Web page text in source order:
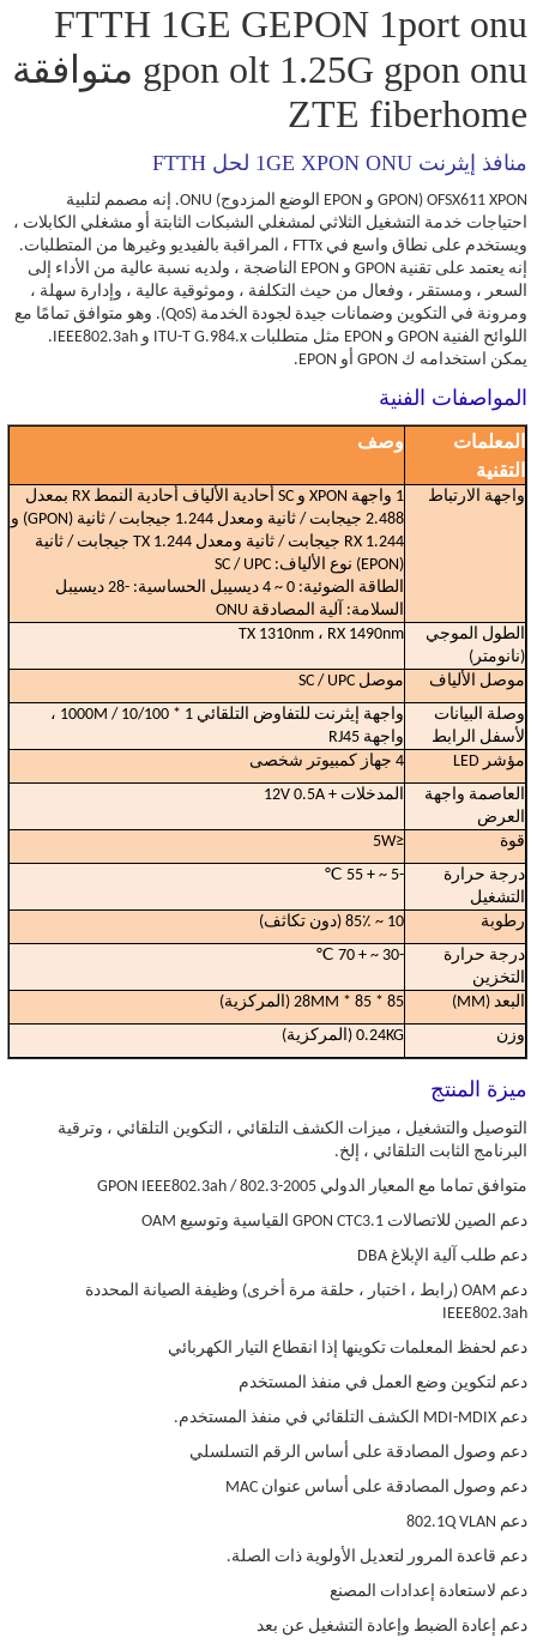
FTTH 1GE GEPON 1port onu
gpon olt 1.25G gpon onu متوافقة
ZTE fiberhome
منافذ إيثرنت 1GE XPON ONU لحل FTTH
OFSX611 XPON (GPON و EPON الوضع المزدوج) ONU.
إنه مصمم لتلبية
احتياجات خدمة التشغيل الثلاثي لمشغلي الشبكات الثابتة أو مشغلي الكابلات ،
ويستخدم على نطاق واسع في FTTx ، المراقبة بالفيديو وغيرها من المتطلبات.
إنه يعتمد على تقنية GPON و EPON الناضجة ، ولديه نسبة عالية من الأداء إلى
السعر ، ومستقر ، وفعال من حيث التكلفة ، وموثوقية عالية ، وإدارة سهلة ،
ومرونة في التكوين وضمانات جيدة لجودة الخدمة (QoS).
وهو متوافق تمامًا مع
اللوائح الفنية GPON و EPON مثل متطلبات ITU-T G.984.x و IEEE802.3ah.
يمكن استخدامه ك GPON أو EPON.
المواصفات الفنية
المعلمات
التقنية
وصف
واجهة الارتباط
1 واجهة XPON و SC أحادية الألياف أحادية النمط RX بمعدل
2.488 جيجابت / ثانية ومعدل 1.244 جيجابت / ثانية (GPON) و
RX 1.244 جيجابت / ثانية ومعدل TX 1.244 جيجابت / ثانية
(EPON) نوع الألياف: SC / UPC
الطاقة الضوئية: 0 ~ 4 ديسيبل الحساسية: -28 ديسيبل
السلامة: آلية المصادقة ONU
الطول الموجي
(نانومتر)
TX 1310nm ، RX 1490nm
موصل الألياف
موصل SC / UPC
وصلة البيانات
لأسفل الرابط
واجهة إيثرنت للتفاوض التلقائي 1 * 10/100 / 1000M ،
واجهة RJ45
مؤشر LED
4 جهاز كمبيوتر شخصى
العاصمة واجهة
العرض
المدخلات + 12V 0.5A
قوة
≤5W
درجة حرارة
التشغيل
-5 ~ + 55 ℃
رطوبة
10 ~ 85٪ (دون تكاثف)
درجة حرارة
التخزين
-30 ~ + 70 ℃
البعد (MM)
85 * 85 * 28MM (المركزية)
وزن
0.24KG (المركزية)
ميزة المنتج
التوصيل والتشغيل ، ميزات الكشف التلقائي ، التكوين التلقائي ، وترقية
البرنامج الثابت التلقائي ، إلخ.
متوافق تماما مع المعيار الدولي GPON IEEE802.3ah / 802.3-2005
دعم الصين للاتصالات GPON CTC3.1 القياسية وتوسيع OAM
دعم طلب آلية الإبلاغ DBA
دعم OAM (رابط ، اختبار ، حلقة مرة أخرى) وظيفة الصيانة المحددة
IEEE802.3ah
دعم لحفظ المعلمات تكوينها إذا انقطاع التيار الكهربائي
دعم لتكوين وضع العمل في منفذ المستخدم
دعم MDI-MDIX الكشف التلقائي في منفذ المستخدم.
دعم وصول المصادقة على أساس الرقم التسلسلي
دعم وصول المصادقة على أساس عنوان MAC
دعم 802.1Q VLAN
دعم قاعدة المرور لتعديل الأولوية ذات الصلة.
دعم لاستعادة إعدادات المصنع
دعم إعادة الضبط وإعادة التشغيل عن بعد